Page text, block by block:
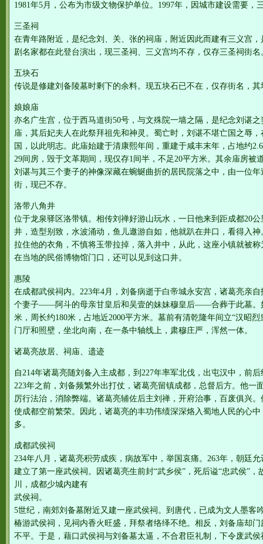
1981年5月，公布为市级文物保护单位。1997年，因城市建设需要，
三圣祠
在青年路附近，是纪念刘、关、张的祠庙，附近因此而建有三义宫
剧名家都在此登台演出，现三圣祠、三义宫均不存，仅存三圣祠街名
五块石
传说是修建刘备陵墓时剩下的余料。现五块石已不在，仅存街名，
娘娘庙
亦名广生宫，位于西马道街50号，与文殊院一墙之隔，是纪念刘谌
庙，其后妃夫人在此祭拜祖先和神灵。蜀亡时，刘谌不堪亡国之辱
国，以此明志。此庙始建于清康熙年间，重建于咸丰末年，占地约
29间房，毁于文革期间，现仅存1间半，不足20平方米。其余庙房被
刘谌与其三个妻子的神像深藏在蜿蜒曲折的居民院落之中，由一位
街，现已不存。
洛带八角井
位于龙泉驿区洛带镇。相传刘禅好游山玩水，一日他来到距成都20
井，造型别致，水波涌动，鱼儿遨游自如，他就趴在井口，看得入
拉住他的衣角，不慎将玉带拉掉，落入井中，从此，这座小镇就被
在当地的民俗博物馆门口，还可以见到这口井。
惠陵
在成都武侯祠内。223年4月，刘备病逝于白帝城永安宫，诸葛亮亲
个妻子——阿斗的母亲甘皇后和吴壹的妹妹穆皇后——合葬于此墓。
米，周长约180米，占地近2000平方米。墓前有清乾隆年间立“汉昭
门厅和照壁，坐北向南，在一条中轴线上，肃穆庄严，浑然一体。
诸葛亮故居、祠庙、遗迹
自214年诸葛亮随刘备入主成都，到227年率军北伐，出屯汉中，前
223年之前，刘备频繁外出打仗，诸葛亮留镇成都，总督后方。他一
厉行法治，消除弊端。诸葛亮辅佐后主刘禅，开府治事，百废俱兴
使成都空前繁荣。因此，诸葛亮的丰功伟绩深深烙入蜀地人民的心
多。
成都武侯祠
234年八月，诸葛亮积劳成疾，病故军中，举国哀痛。263年，朝廷
建立了第一座武侯祠。因诸葛亮生前封“武乡侯”，死后谥“忠武侯”
川，成都少城内建有
武侯祠。
5世纪，南郊刘备墓附近又建一座武侯祠。到唐代，已成为文人墨客
椿游武侯祠，见祠内香火旺盛，拜祭者络绎不绝。相反，刘备庙却
不平。于是，藉口武侯祠与刘备墓太逼，不合君臣礼制，下令废武